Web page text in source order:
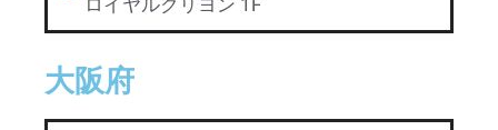
ロイヤルクリヨン 1F
大阪府